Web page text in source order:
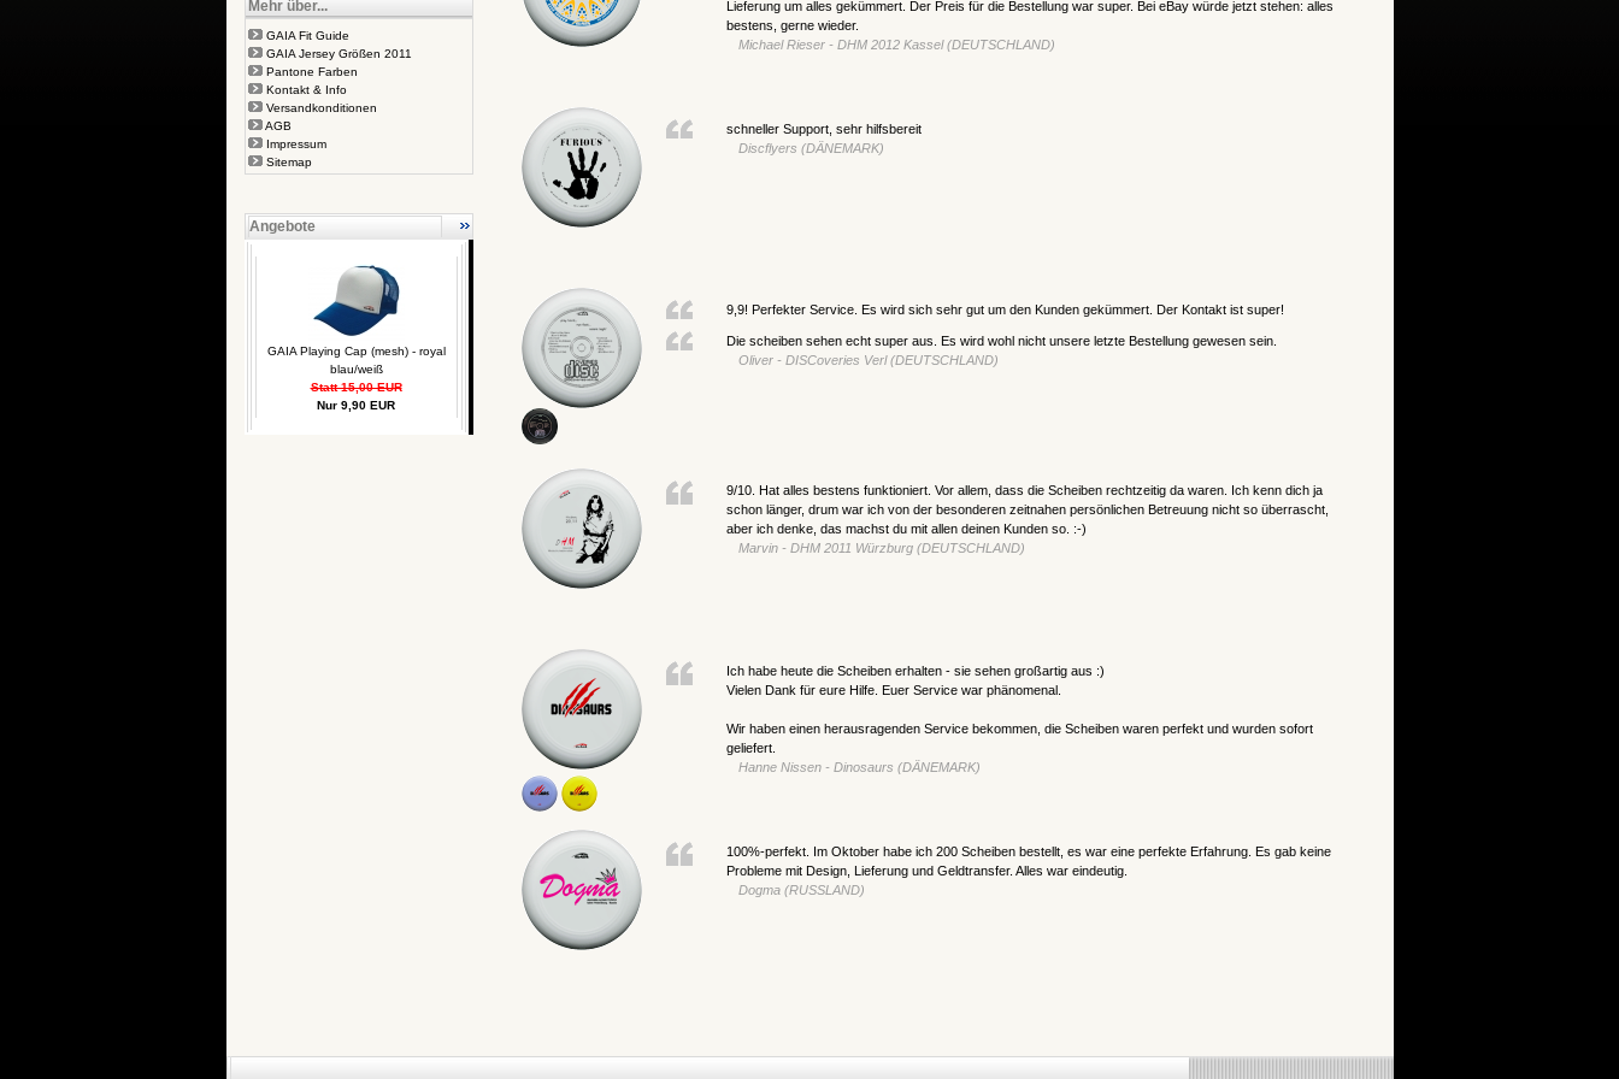
Mehr über...
GAIA Fit Guide
GAIA Jersey Größen 2011
Pantone Farben
Kontakt & Info
Versandkonditionen
AGB
Impressum
Sitemap
Angebote
GAIA Playing Cap (mesh) - royal
blau/weiß
Statt 15,00 EUR
Nur 9,90 EUR
Lieferung um alles gekümmert. Der Preis für die Bestellung war super. Bei eBay würde jetzt stehen: alles
bestens, gerne wieder.
Michael Rieser - DHM 2012 Kassel (DEUTSCHLAND)
schneller Support, sehr hilfsbereit
Discflyers (DÄNEMARK)
9,9! Perfekter Service. Es wird sich sehr gut um den Kunden gekümmert. Der Kontakt ist super!
Die scheiben sehen echt super aus. Es wird wohl nicht unsere letzte Bestellung gewesen sein.
Oliver - DISCoveries Verl (DEUTSCHLAND)
9/10. Hat alles bestens funktioniert. Vor allem, dass die Scheiben rechtzeitig da waren. Ich kenn dich ja
schon länger, drum war ich von der besonderen zeitnahen persönlichen Betreuung nicht so überrascht,
aber ich denke, das machst du mit allen deinen Kunden so. :-)
Marvin - DHM 2011 Würzburg (DEUTSCHLAND)
Ich habe heute die Scheiben erhalten - sie sehen großartig aus :)
Vielen Dank für eure Hilfe. Euer Service war phänomenal.
Wir haben einen herausragenden Service bekommen, die Scheiben waren perfekt und wurden sofort
geliefert.
Hanne Nissen - Dinosaurs (DÄNEMARK)
100%-perfekt. Im Oktober habe ich 200 Scheiben bestellt, es war eine perfekte Erfahrung. Es gab keine
Probleme mit Design, Lieferung und Geldtransfer. Alles war eindeutig.
Dogma (RUSSLAND)